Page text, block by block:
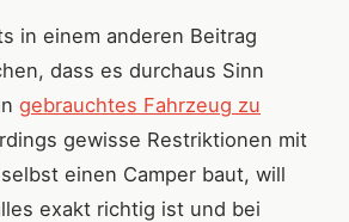
in einem anderen Beitrag
dass es durchaus Sinn
gebrauchtes Fahrzeug zu
gewisse Restriktionen mit
einen Camper baut, will
exakt richtig ist und bei